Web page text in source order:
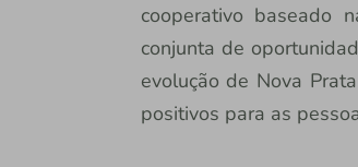
cooperativo baseado
conjunta de
evolução de Nova
positivos para as